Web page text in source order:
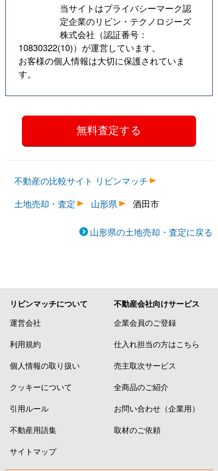
当サイトはプライバシーマーク認
定企業のリビン・テクノロジーズ
株式会社（認証番号：
10830322(10)）が運営しています。
お客様の個人情報は大切に保護されていま
す。
不動産の比較サイト リビンマッチ
土地売却・査定
山形県 酒田市
山形県の土地売却・査定に戻る
リビンマッチについて
運営会社
利用規約
個人情報の取り扱い
クッキーについて
引用ルール
不動産用語集
サイトマップ
不動産会社向けサービス
企業会員のご登録
仕入れ担当の方はこちら
売主取次サービス
全商品のご紹介
お問い合わせ（企業用）
取材のご依頼